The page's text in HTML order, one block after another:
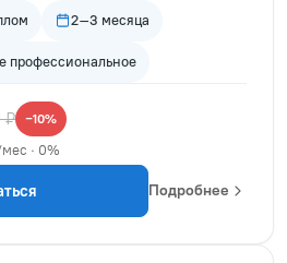
2–3 месяца
профессиональное
₽ −10%
· 0%
Подробнее